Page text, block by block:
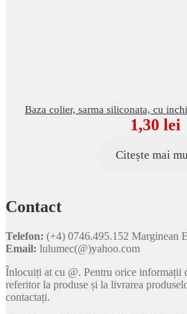
Baza colier, sarma siliconata, cu
1,30 lei
Citește mai
Contact
Telefon: (+4) 0746.495.152 Marginean
Email: lulumec(@)yahoo.com
Înlocuiți at cu @. Pentru orice informații
referitor la produse și la livrarea
contactați.